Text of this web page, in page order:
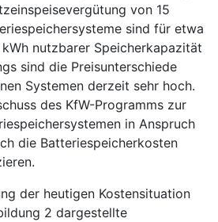
von 15
sind für etwa
nutzbarer Speicherkapazität
sind die Preisunterschiede
Systemen derzeit sehr hoch.
des KfW-Programms zur
in Anspruch
die Batteriespeicherkosten
der heutigen Kostensituation
2 dargestellte